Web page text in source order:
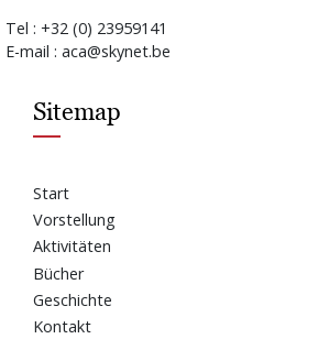
Tel : +32 (0) 23959141
E-mail : aca@skynet.be
Sitemap
Start
Vorstellung
Aktivitäten
Bücher
Geschichte
Kontakt